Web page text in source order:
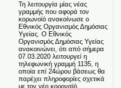
Τη λειτουργία μίας νέας
γραμμής που αφορά τον
κορωνοϊό ανακοίνωσε ο
Εθνικός Οργανισμός Δημόσιας
Υγείας. Ο Εθνικός
Οργανισμός Δημόσιας Υγείας
ανακοινώνει, ότι από σήμερα
07.03.2020 λειτουργεί η
τηλεφωνική γραμμή 1135, η
οποία επί 24ώρου βάσεως θα
παρέχει πληροφορίες σχετικά
με τον νέο κοροναϊό.